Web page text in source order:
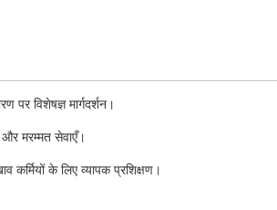
विशेषज्ञ मार्गदर्शन।
और मरम्मत सेवाएँ।
के लिए व्यापक प्रशिक्षण।